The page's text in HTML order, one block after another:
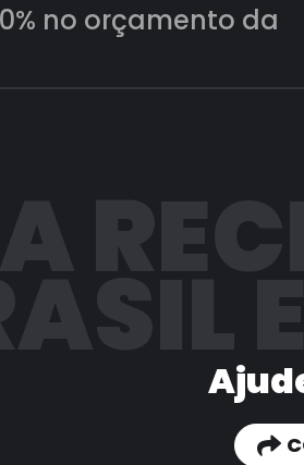
no orçamento da